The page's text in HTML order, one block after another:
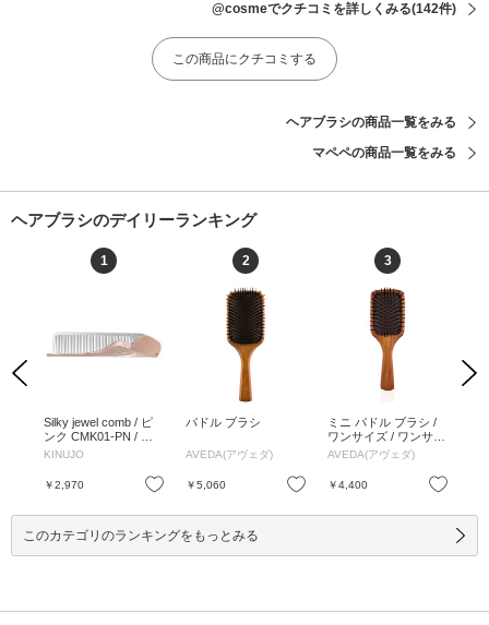
@cosmeでクチコミを詳しくみる(142件)
この商品にクチコミする
ヘアブラシの商品一覧をみる
マペペの商品一覧をみる
ヘアブラシのデイリーランキング
Previous
お気に入り
1
Silky jewel comb / ピ
ンク CMK01-PN / 約1
3g / ピンク CMK01-P
KINUJO
￥2,970 お気に入り
2
パドル ブラシ
AVEDA(アヴェダ)
￥5,060 お気に入り
3
ミニ パドル ブラシ /
ワンサイズ / ワンサイ
ズ
AVEDA(アヴェダ)
￥4,400
Next
このカテゴリのランキングをもっとみる